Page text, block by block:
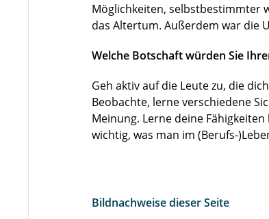
Möglichkeiten, selbstbestimmter
das Altertum. Außerdem war die
Welche Botschaft würden Sie
Geh aktiv auf die Leute zu, die
Beobachte, lerne verschiedene
Meinung. Lerne deine
wichtig, was man im (Berufs-
Bildnachweise dieser Seite